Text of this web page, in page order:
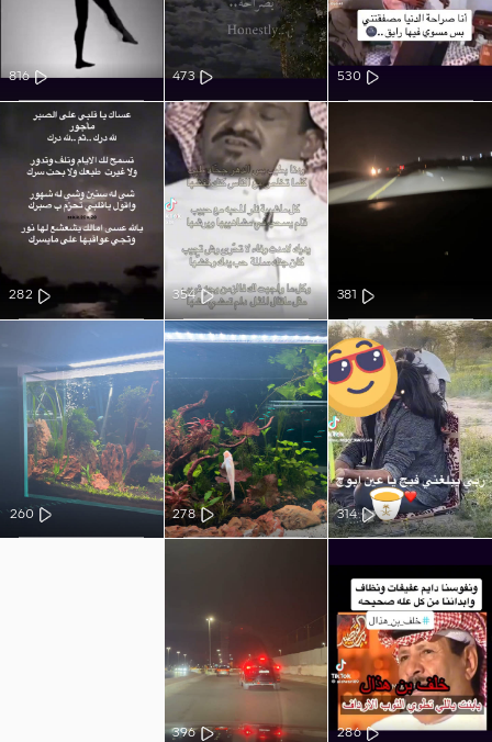
530
473
816
381
354
282
314
278
260
286
396